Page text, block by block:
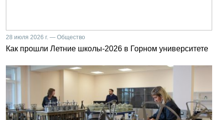
28 июля 2026 г. — Общество
Как прошли Летние школы-2026 в Горном университете